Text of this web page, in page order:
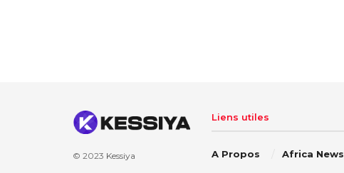
© 2023 Kessiya
Liens utiles
A Propos Africa News